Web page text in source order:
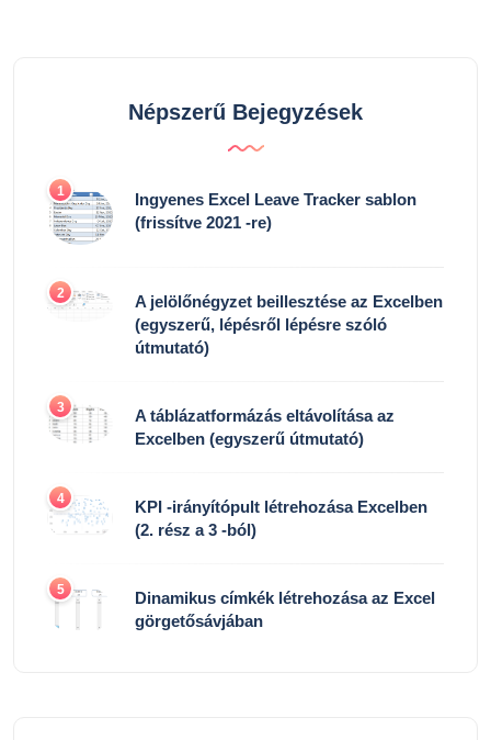
Népszerű Bejegyzések
1
Ingyenes Excel Leave Tracker sablon
(frissítve 2021 -re)
2
A jelölőnégyzet beillesztése az Excelben
(egyszerű, lépésről lépésre szóló
útmutató)
3
A táblázatformázás eltávolítása az
Excelben (egyszerű útmutató)
4
KPI -irányítópult létrehozása Excelben
(2. rész a 3 -ból)
5
Dinamikus címkék létrehozása az Excel
görgetősávjában